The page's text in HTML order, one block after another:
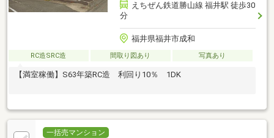
えちぜん鉄道勝山線 福井駅 徒歩30
分
福井県福井市成和
RC造SRC造 間取り図あり 写真あり
【満室稼働】S63年築RC造 利回り10％ 1DK
一括売マンション